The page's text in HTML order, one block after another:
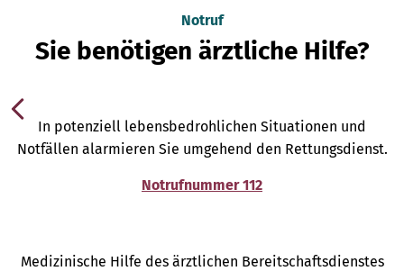
Notruf
Sie benötigen ärztliche Hilfe?
In potenziell lebensbedrohlichen Situationen und
Notfällen alarmieren Sie umgehend den Rettungsdienst.
Notrufnummer 112
Medizinische Hilfe des ärztlichen Bereitschaftsdienstes